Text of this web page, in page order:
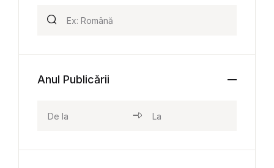
Anul Publicării